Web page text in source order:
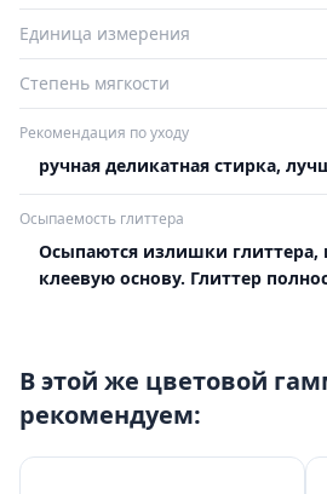
Единица измерения
Степень мягкости
Рекомендация по уходу
ручная деликатная стирка,
Осыпаемость глиттера
Осыпаются излишки глиттера,
клеевую основу. Глиттер
В этой же цветовой
рекомендуем: